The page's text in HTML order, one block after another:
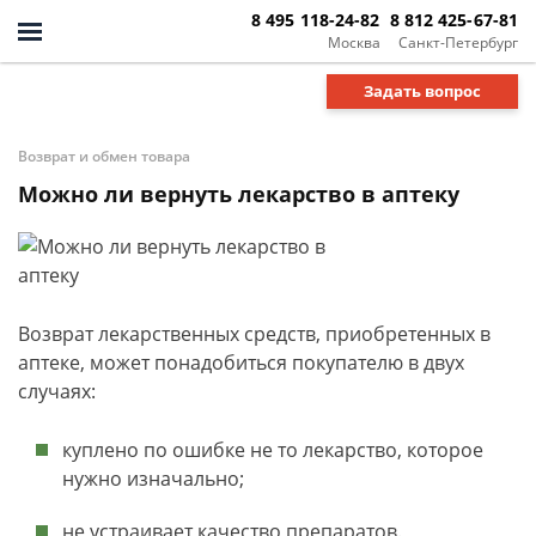
Москва
8 495 118-24-82
Санкт-Петербург
8 812 425-67-81
Задать вопрос
Возврат и обмен товара
Можно ли вернуть лекарство в аптеку
Возврат лекарственных средств, приобретенных в
аптеке, может понадобиться покупателю в двух
случаях:
куплено по ошибке не то лекарство, которое
нужно изначально;